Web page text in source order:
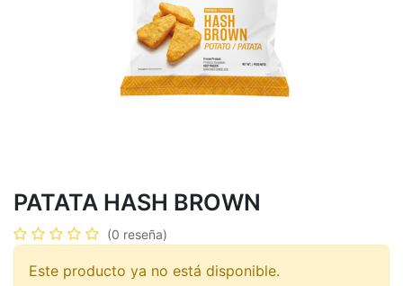
PATATA HASH BROWN
(0 reseña)
Este producto ya no está disponible.